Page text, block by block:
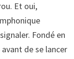
Et oui,
Fondé en
de se lancer